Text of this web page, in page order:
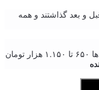
و بعد گذاشتند و همه
همین چسب معروف لاکی جعبه فلزی که در پیج‌ها ۶۵۰ تا ۱.۱۵۰ هزار تومان